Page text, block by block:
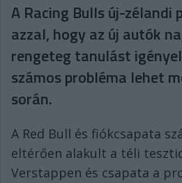
A Racing Bulls új-
azzal, hogy az új autók
rengeteg tanulást
számos probléma lehet
során.
A Red Bull és fiókcsapata
eltérően alakult a téli
Verstappen és csapata a